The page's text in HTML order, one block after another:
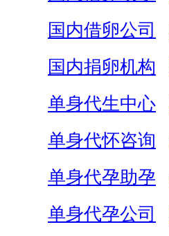
国内借卵公司
国内捐卵机构
单身代生中心
单身代怀咨询
单身代孕助孕
单身代孕公司